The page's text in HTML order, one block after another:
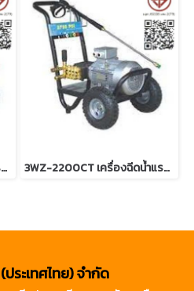
3WZ-2700CT เครื่องฉีดน้ำแรงดันสูง 3WZ-2200CT เครื่องฉีดน้ำแรงดันสูง
ระเทศไทย) จำกัด